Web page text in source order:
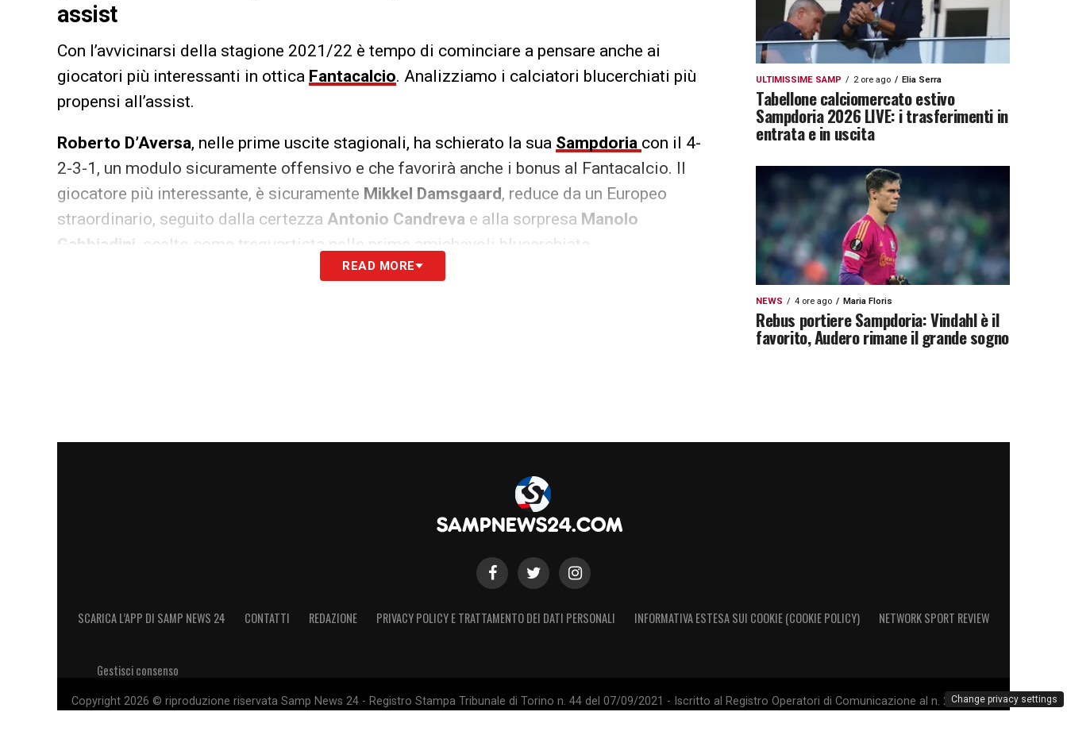
assist
Con l’avvicinarsi della stagione 2021/22 è tempo di cominciare a pensare anche ai
giocatori più interessanti in ottica Fantacalcio. Analizziamo i calciatori blucerchiati più
propensi all’assist.
Roberto D’Aversa, nelle prime uscite stagionali, ha schierato la sua Sampdoria con il 4-
2-3-1, un modulo sicuramente offensivo e che favorirà anche i bonus al Fantacalcio. Il
giocatore più interessante, è sicuramente Mikkel Damsgaard, reduce da un Europeo
straordinario, seguito dalla certezza Antonio Candreva e alla sorpresa Manolo
Gabbiadini , scelto come trequartista nelle prime amichevoli blucerchiate.
READ MORE
ULTIMISSIME SAMP 2 ore ago Elia Serra
Tabellone calciomercato estivo
Sampdoria 2026 LIVE: i trasferimenti in
entrata e in uscita
NEWS 4 ore ago Maria Floris
Rebus portiere Sampdoria: Vindahl è il
favorito, Audero rimane il grande sogno
SCARICA L’APP DI SAMP NEWS 24 CONTATTI REDAZIONE PRIVACY POLICY E TRATTAMENTO DEI DATI PERSONALI INFORMATIVA ESTESA SUI COOKIE (COOKIE POLICY) NETWORK SPORT REVIEW
Gestisci consenso
Copyright 2026 © riproduzione riservata Samp News 24 - Registro Stampa Tribunale di Torino n. 44 del 07/09/2021 - Iscritto al Registro Operatori di Comunicazione al n. 26692 - PIChange privacy settings